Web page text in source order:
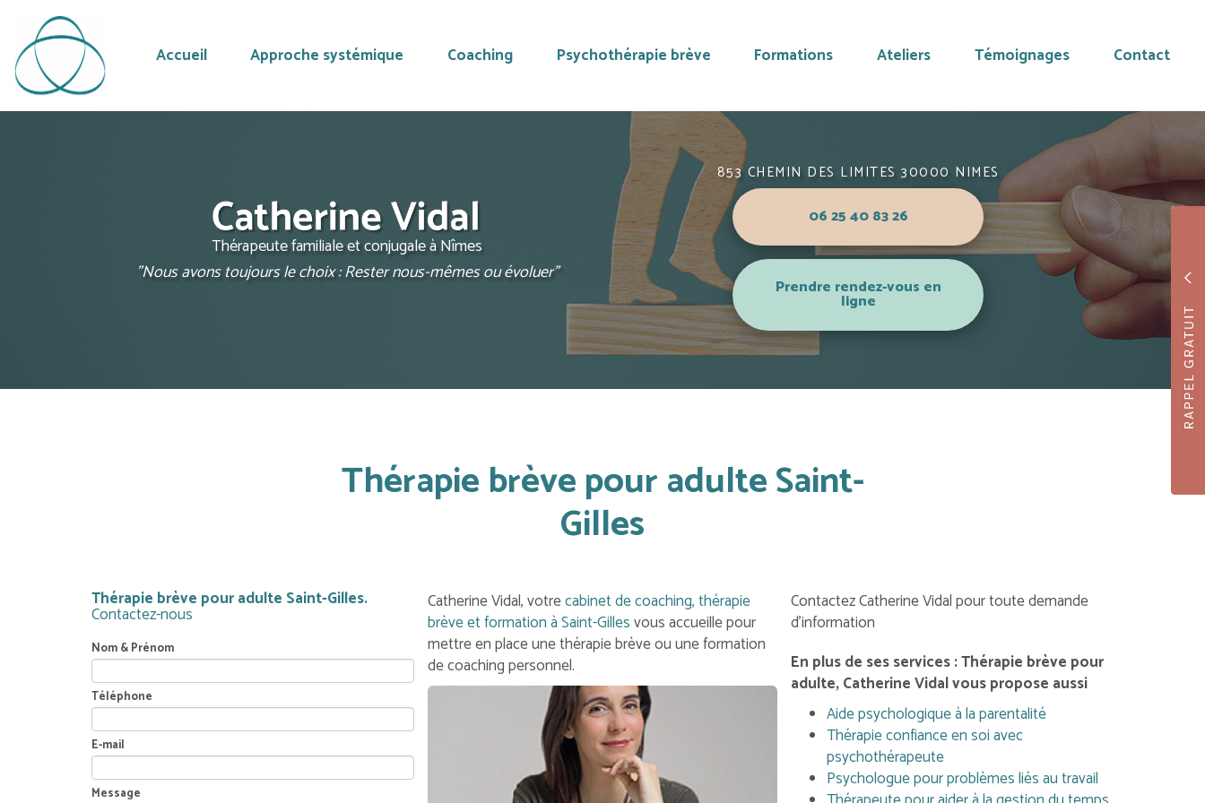
Accueil Approche systémique Coaching Psychothérapie brève Formations Ateliers Témoignages Contact
Thérapeute familiale et conjugale à Nîmes
"Nous avons toujours le choix : Rester nous-mêmes ou évoluer"
853 CHEMIN DES LIMITES 30000 NIMES
06 25 40 83 26
Prendre rendez-vous en
ligne
Thérapie brève pour adulte Saint-
Gilles
Thérapie brève pour adulte Saint-Gilles.
Contactez-nous
Nom & Prénom
Téléphone
E-mail
Message
Catherine Vidal, votrecabinet de coaching, thérapie
brève et formation à Saint-Gillesvous accueille pour
mettre en place une thérapie brève ou une formation
de coaching personnel.
Contactez Catherine Vidal pour toute demande
d'information
En plus de ses services :Thérapie brève pour
adulte, Catherine Vidal vous propose aussi
Aide psychologique à la parentalité
Thérapie confiance en soi avec
psychothérapeute
Psychologue pour problèmes liés au travail